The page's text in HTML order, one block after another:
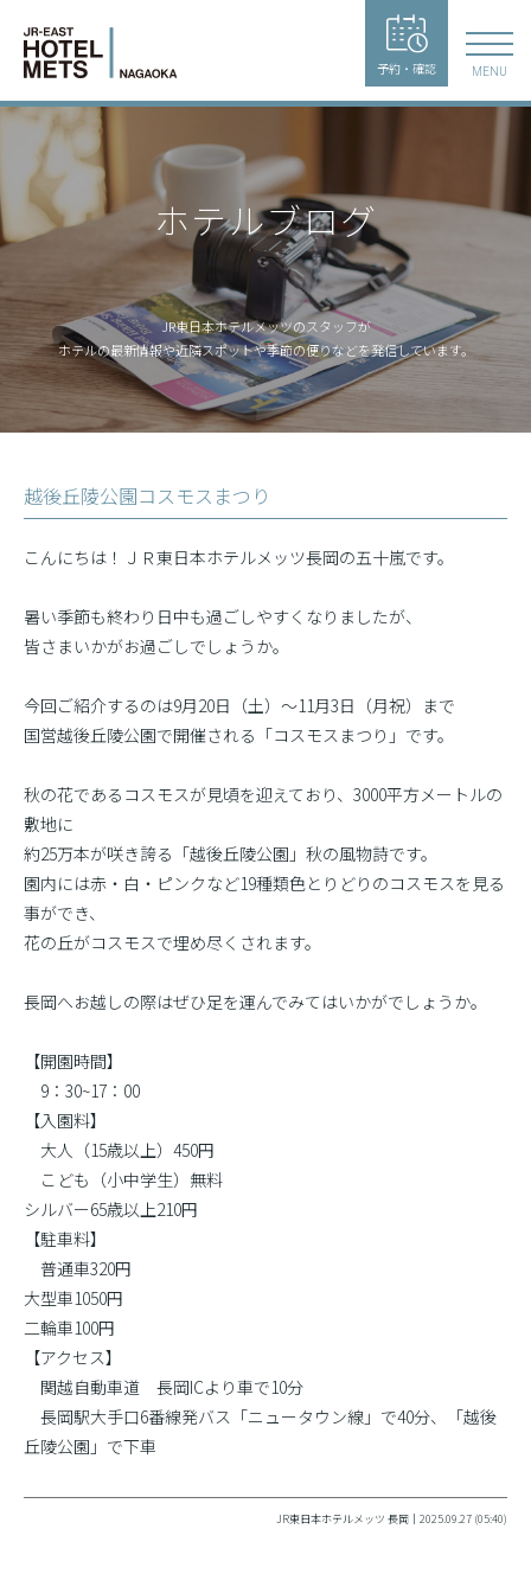
予約・確認 MENU
ホテルブログ
JR東日本ホテルメッツのスタッフが
ホテルの最新情報や近隣スポットや季節の便りなどを発信しています。
越後丘陵公園コスモスまつり
こんにちは！ＪＲ東日本ホテルメッツ長岡の五十嵐です。
暑い季節も終わり日中も過ごしやすくなりましたが、
皆さまいかがお過ごしでしょうか。
今回ご紹介するのは9月20日（土）〜11月3日（月祝）まで
国営越後丘陵公園で開催される「コスモスまつり」です。
秋の花であるコスモスが見頃を迎えており、3000平方メートルの
敷地に
約25万本が咲き誇る「越後丘陵公園」秋の風物詩です。
園内には赤・白・ピンクなど19種類色とりどりのコスモスを見る
事ができ、
花の丘がコスモスで埋め尽くされます。
長岡へお越しの際はぜひ足を運んでみてはいかがでしょうか。
【開園時間】
9：30~17：00
【入園料】
大人（15歳以上）450円
こども（小中学生）無料
シルバー65歳以上210円
【駐車料】
普通車320円
大型車1050円
二輪車100円
【アクセス】
関越自動車道 長岡ICより車で10分
長岡駅大手口6番線発バス「ニュータウン線」で40分、「越後
丘陵公園」で下車
JR東日本ホテルメッツ 長岡｜2025.09.27 (05:40)